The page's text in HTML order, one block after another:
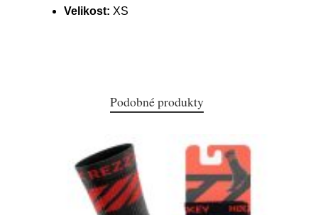
Velikost: XS
Podobné produkty